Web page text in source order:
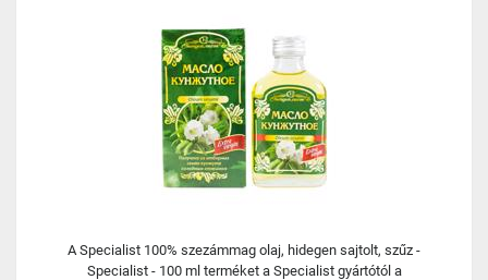
A Specialist 100% szezámmag olaj, hidegen sajtolt, szűz -
Specialist - 100 ml terméket a Specialist gyártótól a